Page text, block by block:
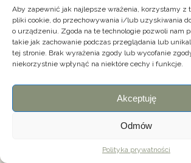
Aby zapewnić jak najlepsze wrażenia, korzystamy z
pliki cookie, do przechowywania i/lub uzyskiwania
o urządzeniu. Zgoda na te technologie pozwoli nam
takie jak zachowanie podczas przeglądania lub
tej stronie. Brak wyrażenia zgody lub wycofanie
niekorzystnie wpłynąć na niektóre cechy i funkcje.
Akceptuję
Odmów
Polityka prywatności